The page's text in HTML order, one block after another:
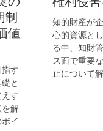
制
値
す
と
す
解
イ
知的財産が
心的資源と
る中、知財
ス面で重要
止について